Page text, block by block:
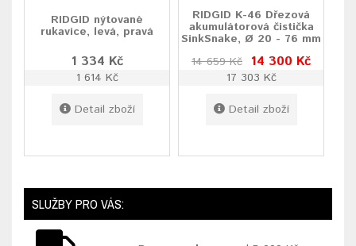
RIDGID nýtované
rukavice, levá, pravá
1 334 Kč
1 614 Kč
Detail zboží
RIDGID K-46 Dřezová
akumulátorová čistička
SinkSnake, Ø 20 - 76 mm
14 659 Kč 14 300 Kč
17 303 Kč
Detail zboží
SLUŽBY PRO VÁS: